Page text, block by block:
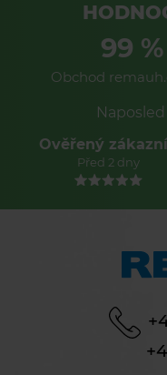
99 %
Obchod
Ověřený
Před 2 dny